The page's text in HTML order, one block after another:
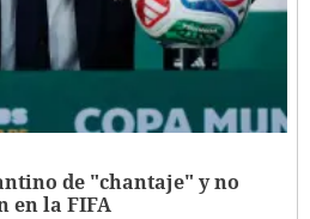
de "chantaje" y no
en la FIFA